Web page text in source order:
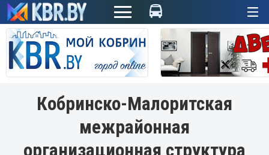
Кобринско-Малоритская
межрайонная
организационная структура